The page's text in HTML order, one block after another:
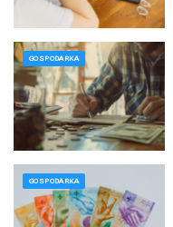
GOSPODARKA
GOSPODARKA